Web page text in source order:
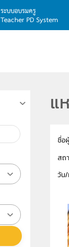
ระบบอบรมครู
Teacher PD System
แ
ชื่อ
สถ
วัน/